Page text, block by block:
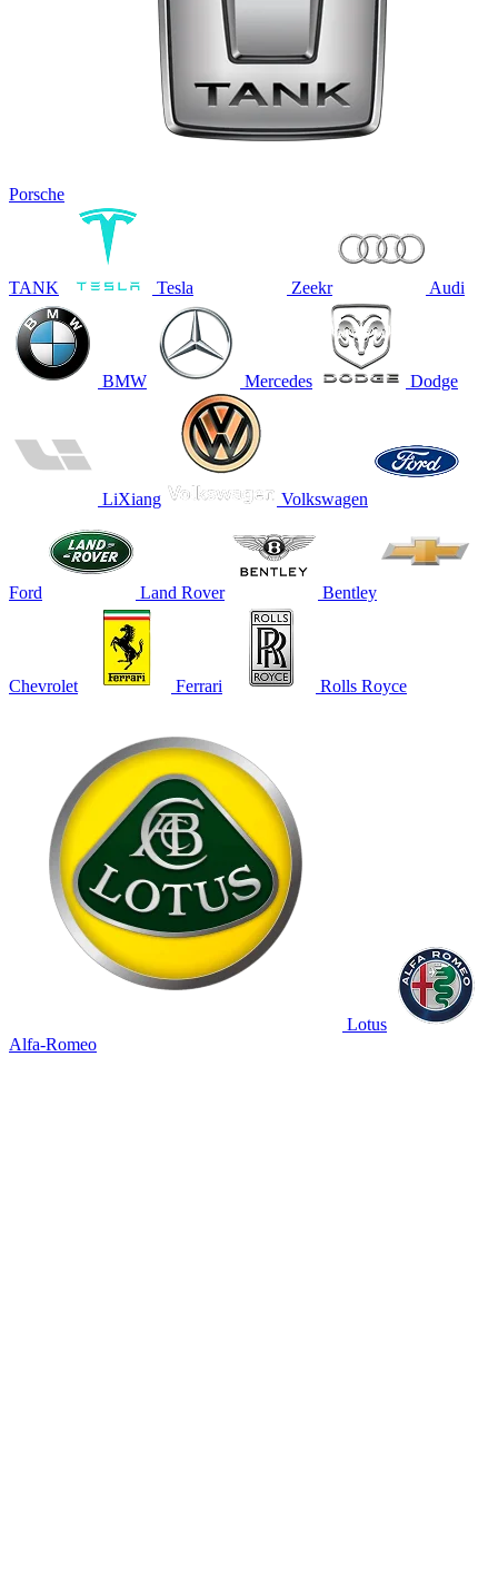
Porsche
TANK Tesla Zeekr Audi
BMW Mercedes Dodge
LiXiang Volkswagen
Ford Land Rover Bentley
Chevrolet Ferrari Rolls Royce
Lotus
Alfa-Romeo